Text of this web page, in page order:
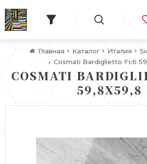
Главная Каталог Италия
Cosmati Bardiglietto Fc6
COSMATI
59,8X59,8